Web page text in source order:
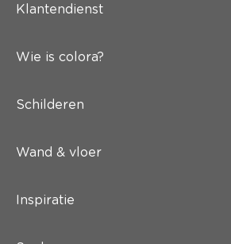
Klantendienst
Wie is colora?
Schilderen
Wand & vloer
Inspiratie